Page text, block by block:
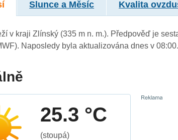
Slunce a Měsíc Kvalita
v kraji Zlínský (335 m n. m.). Předpověď je
Naposledy byla aktualizována dnes v 08:00.
25.3 °C
(stoupá)